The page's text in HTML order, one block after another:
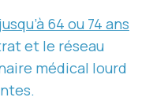
64 ou 74 ans
et le réseau
médical lourd